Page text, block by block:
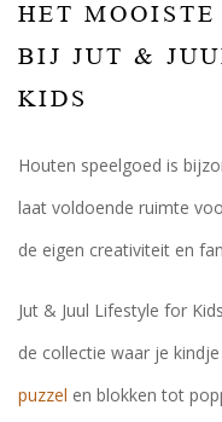
HET MOOISTE
BIJ JUT &
KIDS
Houten speelgoed is
laat voldoende ruimte
de eigen creativiteit en
Jut & Juul Lifestyle for
de collectie waar je
puzzel en blokken tot